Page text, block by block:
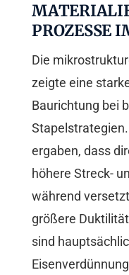
PROZESSE
Die
zeigte eine
Baurichtung bei
ergaben, dass
höhere Streck-
während
größere
sind